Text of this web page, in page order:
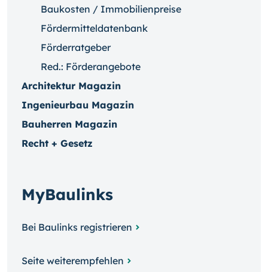
Baukosten / Immobilienpreise
Fördermitteldatenbank
Förderratgeber
Red.: Förderangebote
Architektur Magazin
Ingenieurbau Magazin
Bauherren Magazin
Recht + Gesetz
MyBaulinks
Bei Baulinks registrieren
Seite weiterempfehlen